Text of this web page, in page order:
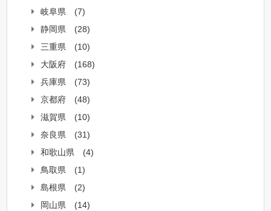
岐阜県
(7)
静岡県
(28)
三重県
(10)
大阪府
(168)
兵庫県
(73)
京都府
(48)
滋賀県
(10)
奈良県
(31)
和歌山県
(4)
鳥取県
(1)
島根県
(2)
岡山県
(14)